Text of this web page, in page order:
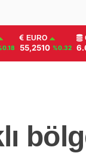
EURO
55,2510 %0.32